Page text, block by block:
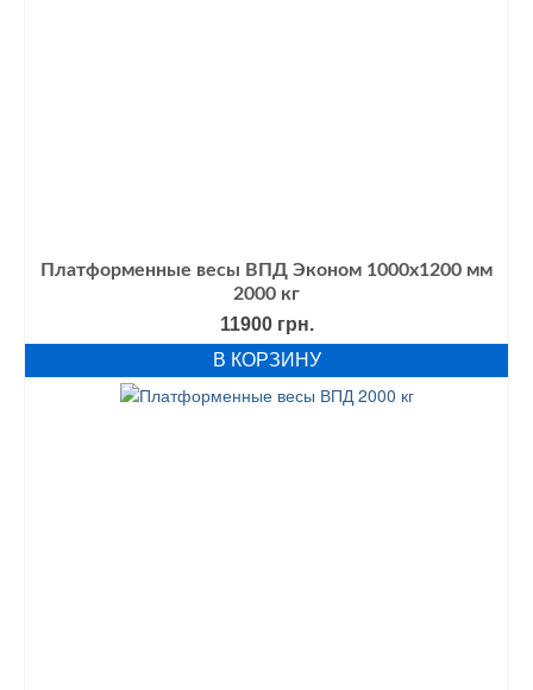
Платформенные весы ВПД Эконом 1000х1200 мм
2000 кг
11900 грн.
В КОРЗИНУ